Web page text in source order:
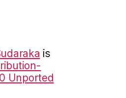
is
Unported